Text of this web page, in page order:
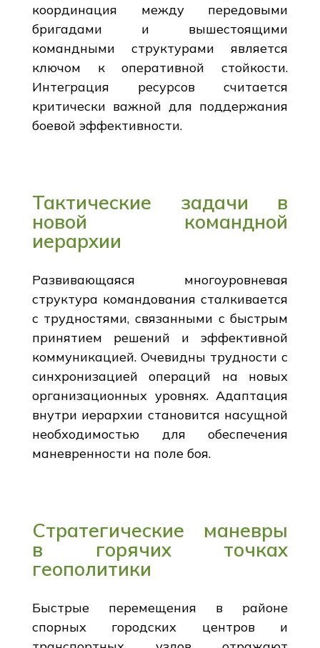
координация между передовыми
бригадами и вышестоящими
командными структурами является
ключом к оперативной стойкости.
Интеграция ресурсов считается
критически важной для поддержания
боевой эффективности.
Тактические задачи в
новой командной
иерархии
Развивающаяся многоуровневая
структура командования сталкивается
с трудностями, связанными с быстрым
принятием решений и эффективной
коммуникацией. Очевидны трудности с
синхронизацией операций на новых
организационных уровнях. Адаптация
внутри иерархии становится насущной
необходимостью для обеспечения
маневренности на поле боя.
Стратегические маневры
в горячих точках
геополитики
Быстрые перемещения в районе
спорных городских центров и